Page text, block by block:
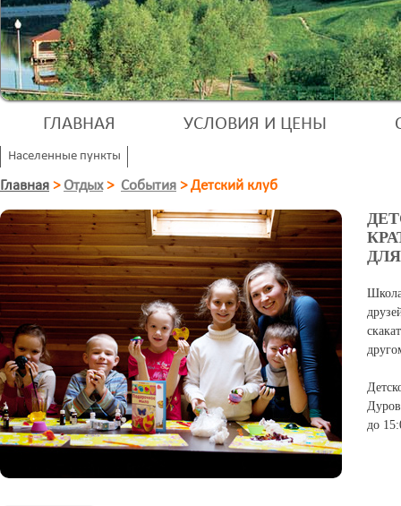
ГЛАВНАЯ УСЛОВИЯ И ЦЕНЫ
Населенные пункты
Главная > Отдых > События >Детский клуб
до